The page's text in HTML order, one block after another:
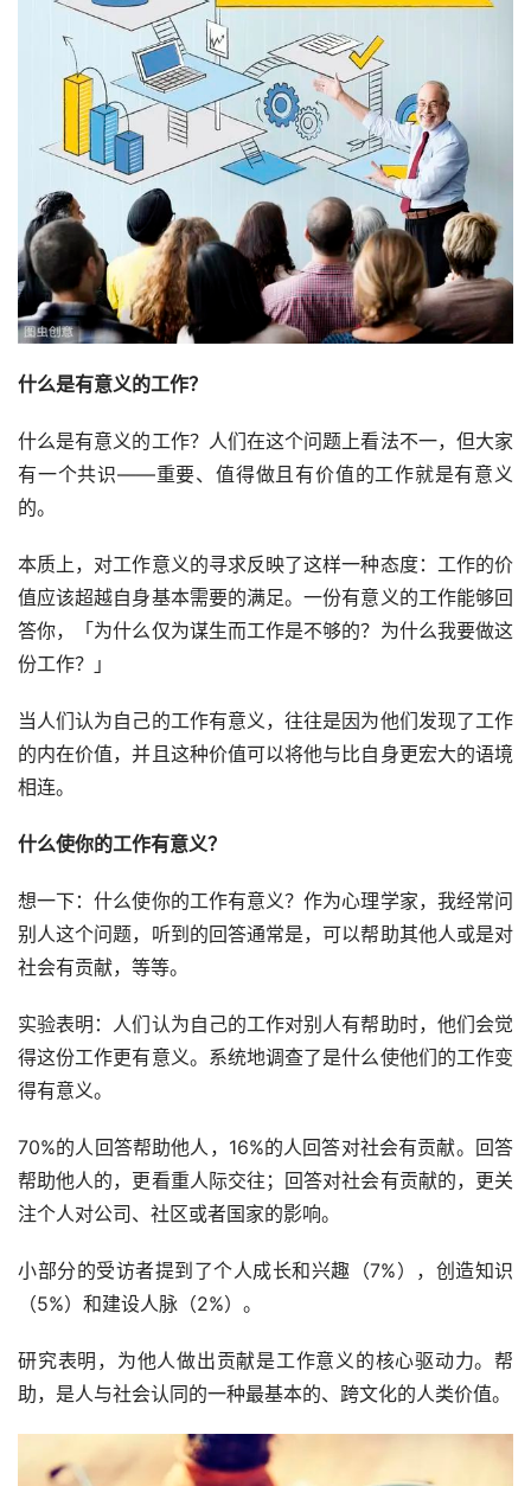
什么是有意义的工作？
什么是有意义的工作？人们在这个问题上看法不一，但大家
有一个共识——重要、值得做且有价值的工作就是有意义
的。
本质上，对工作意义的寻求反映了这样一种态度：工作的价
值应该超越自身基本需要的满足。一份有意义的工作能够回
答你，「为什么仅为谋生而工作是不够的？为什么我要做这
份工作？」
当人们认为自己的工作有意义，往往是因为他们发现了工作
的内在价值，并且这种价值可以将他与比自身更宏大的语境
相连。
什么使你的工作有意义？
想一下：什么使你的工作有意义？作为心理学家，我经常问
别人这个问题，听到的回答通常是，可以帮助其他人或是对
社会有贡献，等等。
实验表明：人们认为自己的工作对别人有帮助时，他们会觉
得这份工作更有意义。系统地调查了是什么使他们的工作变
得有意义。
70%的人回答帮助他人，16%的人回答对社会有贡献。回答
帮助他人的，更看重人际交往；回答对社会有贡献的，更关
注个人对公司、社区或者国家的影响。
小部分的受访者提到了个人成长和兴趣（7%），创造知识
（5%）和建设人脉（2%）。
研究表明，为他人做出贡献是工作意义的核心驱动力。帮
助，是人与社会认同的一种最基本的、跨文化的人类价值。